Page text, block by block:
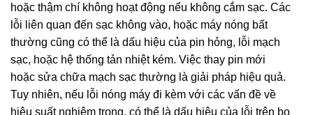
hoặc thậm chí không hoạt động nếu không cắm sạc. Các
lỗi liên quan đến sạc không vào, hoặc máy nóng bất
thường cũng có thể là dấu hiệu của pin hỏng, lỗi mạch
sạc, hoặc hệ thống tản nhiệt kém. Việc thay pin mới
hoặc sửa chữa mạch sạc thường là giải pháp hiệu quả.
Tuy nhiên, nếu lỗi nóng máy đi kèm với các vấn đề về
hiệu suất nghiêm trọng, có thể là dấu hiệu của lỗi trên bo